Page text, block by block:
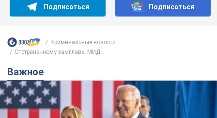
Подписаться Подписаться
Криминальные новости
Отстраненному замглавы МИД...
Важное